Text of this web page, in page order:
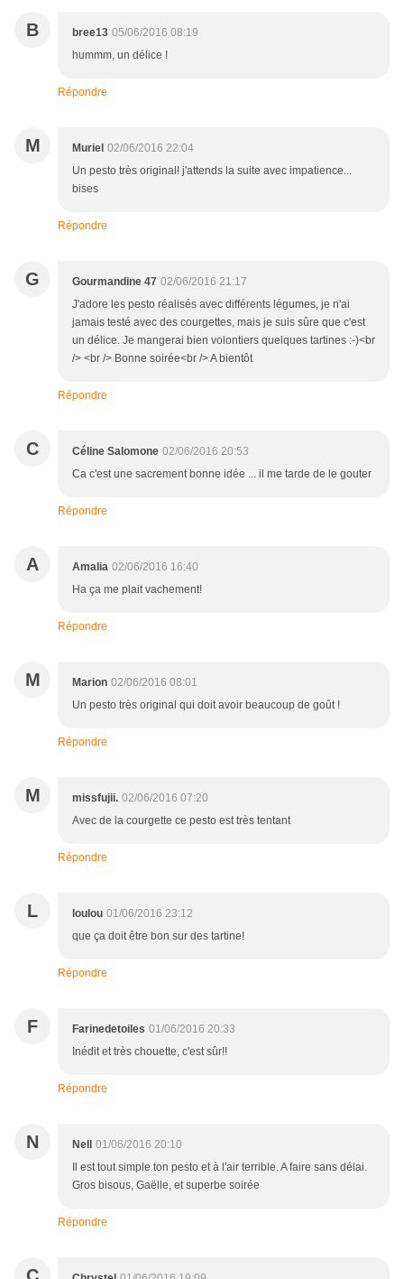
B bree13 05/06/2016 08:19
hummm, un délice !
Répondre
M Muriel 02/06/2016 22:04
Un pesto très original! j'attends la suite avec impatience...
bises
Répondre
G Gourmandine 47 02/06/2016 21:17
J'adore les pesto réalisés avec différents légumes, je n'ai
jamais testé avec des courgettes, mais je suis sûre que c'est
un délice. Je mangerai bien volontiers quelques tartines :-)<br
/> <br /> Bonne soirée<br /> A bientôt
Répondre
C Céline Salomone 02/06/2016 20:53
Ca c'est une sacrement bonne idée ... il me tarde de le gouter
Répondre
A Amalia 02/06/2016 16:40
Ha ça me plait vachement!
Répondre
M Marion 02/06/2016 08:01
Un pesto très original qui doit avoir beaucoup de goût !
Répondre
M missfujii. 02/06/2016 07:20
Avec de la courgette ce pesto est très tentant
Répondre
L loulou 01/06/2016 23:12
que ça doit être bon sur des tartine!
Répondre
F Farinedetoiles 01/06/2016 20:33
Inédit et très chouette, c'est sûr!!
Répondre
N Nell
01/06/2016 20:10
Il est tout simple ton pesto et à l'air terrible. A faire sans délai.
Gros bisous, Gaëlle, et superbe soirée
Répondre